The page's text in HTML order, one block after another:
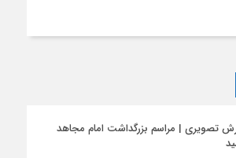
تصویری | مراسم بزرگداشت امام مجاهد